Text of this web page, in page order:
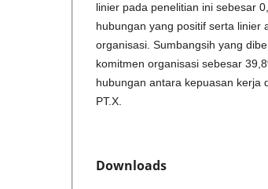
linier pada penelitian ini sebesar
hubungan yang positif serta linier
organisasi. Sumbangsih yang
komitmen organisasi sebesar
hubungan antara kepuasan kerja
PT.X.
Downloads